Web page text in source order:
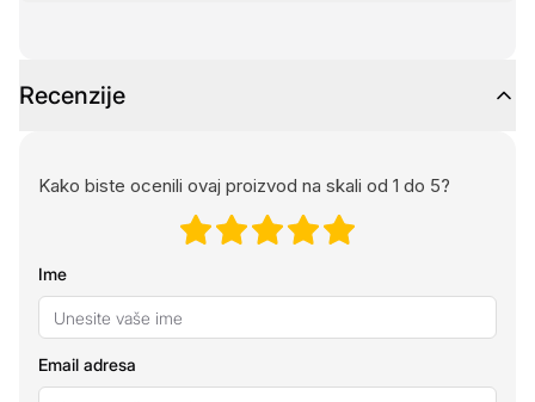
Recenzije
Kako biste ocenili ovaj proizvod na skali od 1 do 5?
Ime
Email adresa